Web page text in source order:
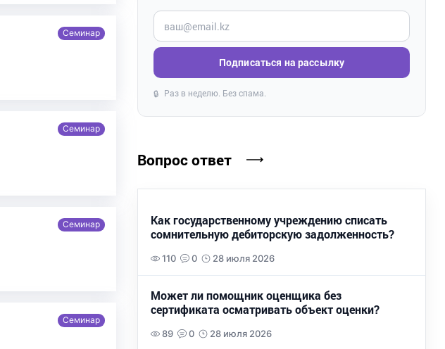
Семинар
Семинар
Семинар
Семинар
Введите ваш e-mail
Подписаться на рассылку
🔒 Раз в неделю. Без спама.
Вопрос ответ
Как государственному учреждению списать
сомнительную дебиторскую задолженность?
110 0 28 июля 2026
Может ли помощник оценщика без
сертификата осматривать объект оценки?
89 0 28 июля 2026